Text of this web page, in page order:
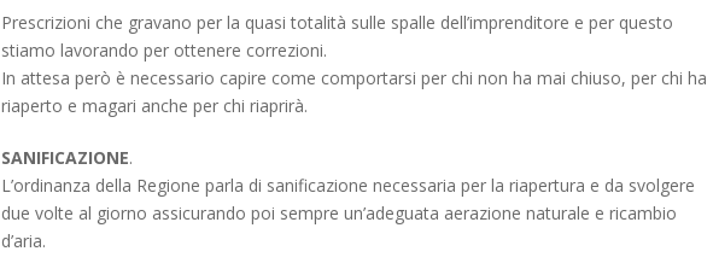
Prescrizioni che gravano per la quasi totalità sulle spalle dell’imprenditore e per questo
stiamo lavorando per ottenere correzioni.
In attesa però è necessario capire come comportarsi per chi non ha mai chiuso, per chi ha
riaperto e magari anche per chi riaprirà.
SANIFICAZIONE.
L’ordinanza della Regione parla di sanificazione necessaria per la riapertura e da svolgere
due volte al giorno assicurando poi sempre un’adeguata aerazione naturale e ricambio
d’aria.